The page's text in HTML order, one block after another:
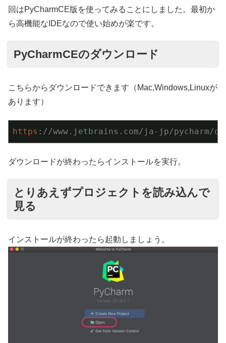
回はPyCharmCE版を使ってみることにしました。最初か
ら高機能なIDEなので使い始めが楽です。
PyCharmCEのダウンロード
こちらからダウンロードできます（Mac,Windows,Linuxが
あります）
https : //www.jetbrains.com/ja-jp/pycharm/
ダウンロードが終わったらインストールを実行。
とりあえずプロジェクトを読み込んで
見る
インストールが終わったら起動しましょう。